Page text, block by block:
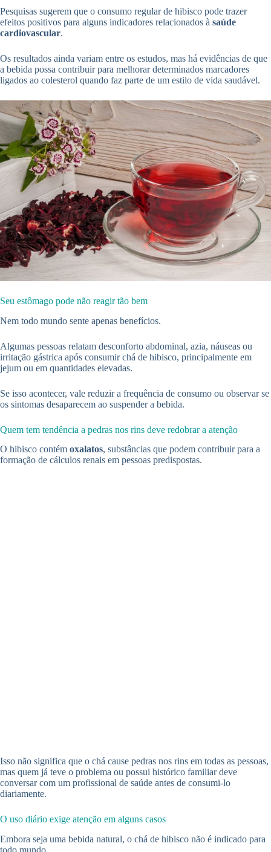
Pesquisas sugerem que o consumo regular de hibisco pode trazer
efeitos positivos para alguns indicadores relacionados à saúde
cardiovascular.
Os resultados ainda variam entre os estudos, mas há evidências de que
a bebida possa contribuir para melhorar determinados marcadores
ligados ao colesterol quando faz parte de um estilo de vida saudável.
Seu estômago pode não reagir tão bem
Nem todo mundo sente apenas benefícios.
Algumas pessoas relatam desconforto abdominal, azia, náuseas ou
irritação gástrica após consumir chá de hibisco, principalmente em
jejum ou em quantidades elevadas.
Se isso acontecer, vale reduzir a frequência de consumo ou observar se
os sintomas desaparecem ao suspender a bebida.
Quem tem tendência a pedras nos rins deve redobrar a atenção
O hibisco contém oxalatos, substâncias que podem contribuir para a
formação de cálculos renais em pessoas predispostas.
Isso não significa que o chá cause pedras nos rins em todas as pessoas,
mas quem já teve o problema ou possui histórico familiar deve
conversar com um profissional de saúde antes de consumi-lo
diariamente.
O uso diário exige atenção em alguns casos
Embora seja uma bebida natural, o chá de hibisco não é indicado para